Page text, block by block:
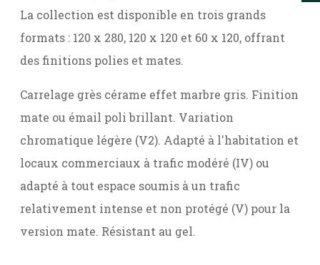
La collection est disponible en trois grands
formats : 120 x 280, 120 x 120 et 60 x 120, offrant
des finitions polies et mates.
Carrelage grès cérame effet marbre gris. Finition
mate ou émail poli brillant. Variation
chromatique légère (V2). Adapté à l'habitation et
locaux commerciaux à trafic modéré (IV) ou
adapté à tout espace soumis à un trafic
relativement intense et non protégé (V) pour la
version mate. Résistant au gel.